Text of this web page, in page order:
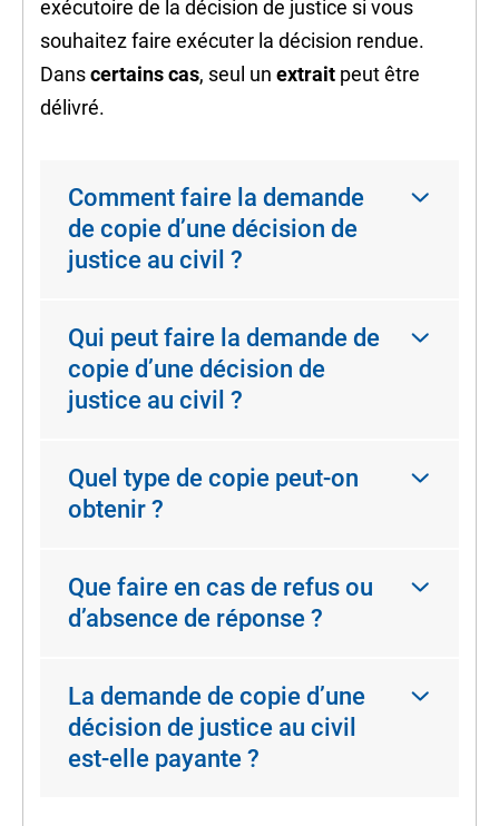
exécutoire de la décision de justice si vous
souhaitez faire exécuter la décision rendue.
Danscertains cas, seul un extrait peut être
délivré.
Comment faire la demande
de copie d’une décision de
justice au civil ?
Qui peut faire la demande de
copie d’une décision de
justice au civil ?
Quel type de copie peut-on
obtenir ?
Que faire en cas de refus ou
d’absence de réponse ?
La demande de copie d’une
décision de justice au civil
est-elle payante ?